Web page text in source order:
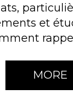
et
MORE